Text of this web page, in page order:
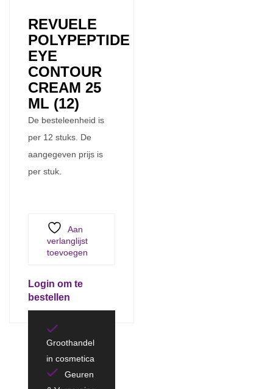
REVUELE
POLYPEPTIDE
EYE
CONTOUR
CREAM 25
ML (12)
De besteleenheid is
per 12 stuks. De
aangegeven prijs is
per stuk.
Aan
verlanglijst
toevoegen
Login om te
bestellen
Groothandel
in cosmetica
Geuren